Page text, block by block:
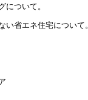
ついて。
省エネ住宅について。